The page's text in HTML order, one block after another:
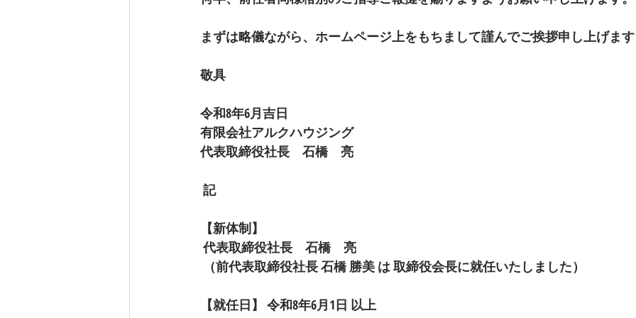
まずは略儀ながら、ホームページ上をもちまして謹んでご挨拶申し上げま
敬具
令和8年6月吉日
有限会社アルクハウジング
代表取締役社長　石橋　亮
記
【新体制】
代表取締役社長　石橋　亮
（前代表取締役社長 石橋 勝美 は 取締役会長に就任いたしました）
【就任日】 令和8年6月1日 以上